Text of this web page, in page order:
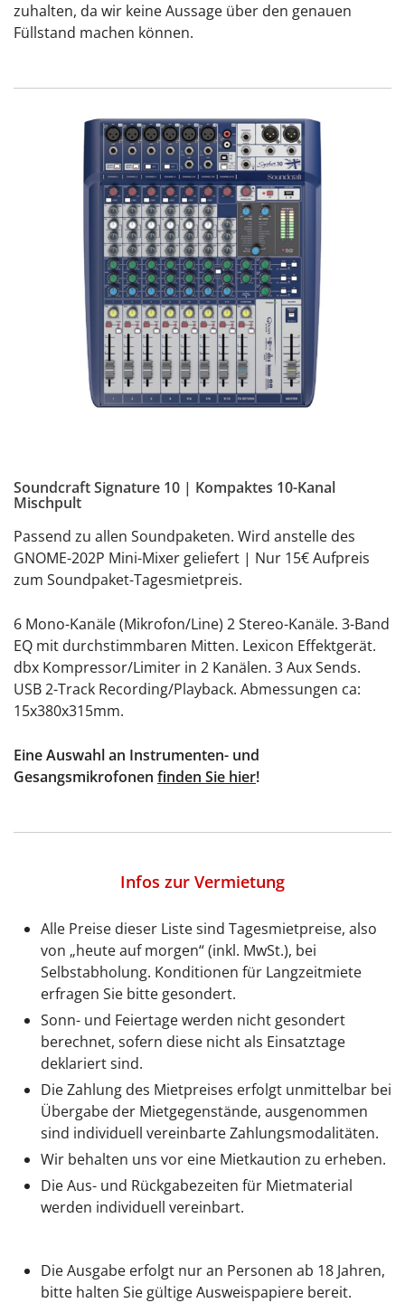
zuhalten, da wir keine Aussage über den genauen
Füllstand machen können.
Soundcraft Signature 10 | Kompaktes 10-Kanal
Mischpult
Passend zu allen Soundpaketen. Wird anstelle des
GNOME-202P Mini-Mixer geliefert | Nur 15€ Aufpreis
zum Soundpaket-Tagesmietpreis.
6 Mono-Kanäle (Mikrofon/Line) 2 Stereo-Kanäle. 3-Band
EQ mit durchstimmbaren Mitten. Lexicon Effektgerät.
dbx Kompressor/Limiter in 2 Kanälen. 3 Aux Sends.
USB 2-Track Recording/Playback. Abmessungen ca:
15x380x315mm.
Eine Auswahl an Instrumenten- und
Gesangsmikrofonen finden Sie hier!
Infos zur Vermietung
Alle Preise dieser Liste sind Tagesmietpreise, also
von „heute auf morgen“ (inkl. MwSt.), bei
Selbstabholung. Konditionen für Langzeitmiete
erfragen Sie bitte gesondert.
Sonn- und Feiertage werden nicht gesondert
berechnet, sofern diese nicht als Einsatztage
deklariert sind.
Die Zahlung des Mietpreises erfolgt unmittelbar bei
Übergabe der Mietgegenstände, ausgenommen
sind individuell vereinbarte Zahlungsmodalitäten.
Wir behalten uns vor eine Mietkaution zu erheben.
Die Aus- und Rückgabezeiten für Mietmaterial
werden individuell vereinbart.
Die Ausgabe erfolgt nur an Personen ab 18 Jahren,
bitte halten Sie gültige Ausweispapiere bereit.